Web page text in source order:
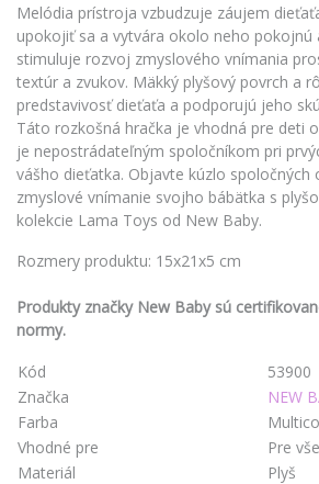
Melódia prístroja vzbudzuje záujem
upokojiť sa a vytvára okolo neho pokojnú
stimuluje rozvoj zmyslového vnímania
textúr a zvukov. Mäkký plyšový povrch a
predstavivosť dieťaťa a podporujú jeho
Táto rozkošná hračka je vhodná pre deti
je nepostrádateľným spoločníkom pri
vášho dieťatka. Objavte kúzlo spoločných
zmyslové vnímanie svojho bábätka s
kolekcie Lama Toys od New Baby.
Rozmery produktu: 15x21x5 cm
Produkty značky New Baby sú
normy.
Kód
53900
Značka
NEW
Farba
Vhodné pre
Pre
Materiál
Plyš